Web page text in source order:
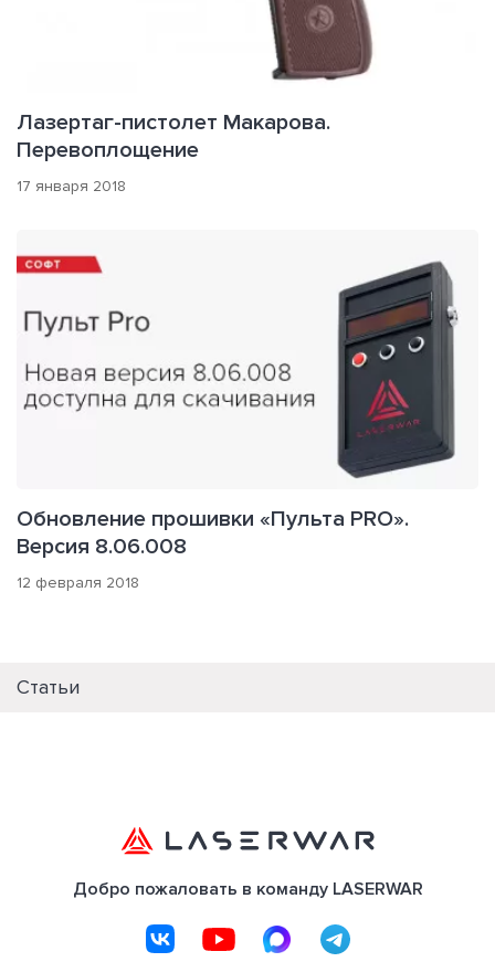
Лазертаг-пистолет Макарова.
Перевоплощение
17 января 2018
Обновление прошивки «Пульта PRO».
Версия 8.06.008
12 февраля 2018
Статьи
Добро пожаловать в команду LASERWAR